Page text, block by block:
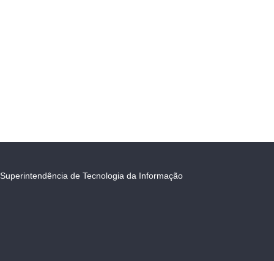
Superintendência de Tecnologia da Informação